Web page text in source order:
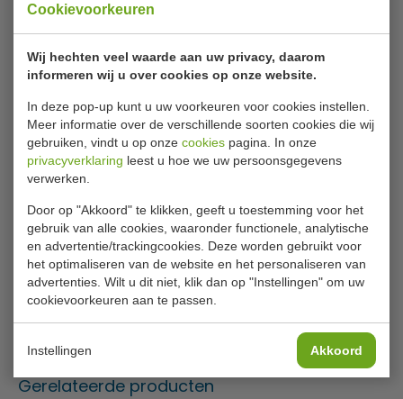
Cookievoorkeuren
Wij hechten veel waarde aan uw privacy, daarom
informeren wij u over cookies op onze website.
In deze pop-up kunt u uw voorkeuren voor cookies instellen.
Meer informatie over de verschillende soorten cookies die wij
gebruiken, vindt u op onze cookies pagina. In onze
privacyverklaring leest u hoe we uw persoonsgegevens
verwerken.
Door op "Akkoord" te klikken, geeft u toestemming voor het
gebruik van alle cookies, waaronder functionele, analytische
en advertentie/trackingcookies. Deze worden gebruikt voor
het optimaliseren van de website en het personaliseren van
advertenties. Wilt u dit niet, klik dan op "Instellingen" om uw
cookievoorkeuren aan te passen.
Instellingen Akkoord
De Gastro M gastronorm bakken, geproduceerd in Europa,
behoren tot de beste kwaliteit verkrijgbaar in de markt.
Zijn vervaardigd uit roestvrijstaal AISI304 (18/8) en zijn
uitvoeringen. De versterkte randen voorkomen
beschadigingen en waarborgen een lange levensduur.
Voldoen aan alle Europese normen op basis van
voedselveiligheid. Volledig uitwisselbaar met alle andere
Specificaties
Model
GR739
Maat
530 mm
Materiaal
RVS
Gerelateerde producten